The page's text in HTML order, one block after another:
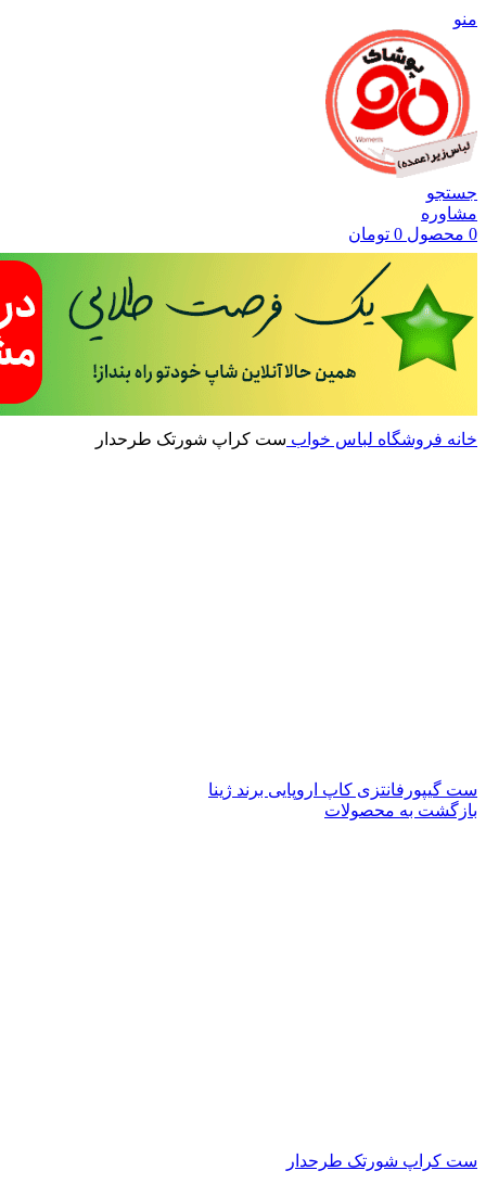
منو
جستجو
مشاوره
0 محصول 0 تومان
خانه فروشگاه لباس خواب ست کراپ شورتک طرحدار
ست گیپورفانتزی کاپ اروپایی برند ژینا
بازگشت به محصولات
ست کراپ شورتک طرحدار